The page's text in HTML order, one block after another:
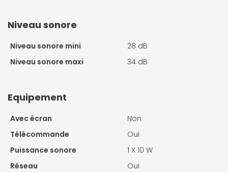
Niveau sonore
Niveau sonore mini
28 dB
Niveau sonore maxi
34 dB
Equipement
Avec écran
Non
Télécommande
Oui
Puissance sonore
1 X 10 W
Réseau
Oui